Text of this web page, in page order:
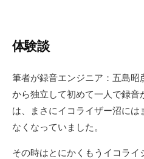
体験談
筆者が録音エンジニア：五島昭
から独立して初めて一人で録音
は、まさにイコライザー沼に
なくなっていました。
その時はとにかくもうイコライ